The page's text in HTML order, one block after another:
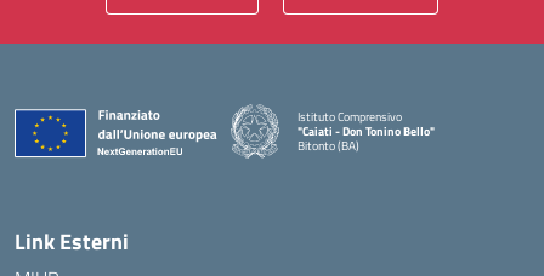
Istituto Comprensivo
"Caiati - Don Tonino Bello"
Bitonto (BA)
Link Esterni